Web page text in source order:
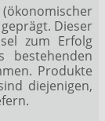
Dieser
zum Erfolg
bestehenden
Produkte
diejenigen,